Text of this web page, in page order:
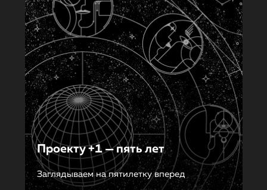
Проекту +1 — пять лет
Заглядываем на пятилетку вперед